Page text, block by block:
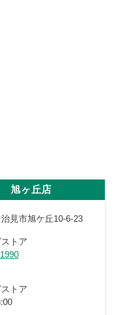
旭ヶ丘店
見市旭ケ丘10-6-23
ストア
ストア